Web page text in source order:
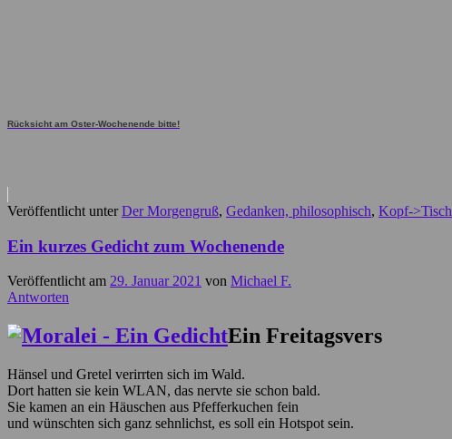
Rücksicht am Oster-Wochenende bitte!
Veröffentlicht unter Der Morgengruß, Gedanken, philosophisch, Kopf->Tisch
Ein kurzes Gedicht zum Wochenende
Veröffentlicht am 29. Januar 2021 von Michael F.
Antworten
Ein Freitagsvers
Hänsel und Gretel verirrten sich im Wald.
Dort hatten sie kein WLAN, das nervte sie schon bald.
Sie kamen an ein Häuschen aus Pfefferkuchen fein
und wünschten sich ganz sehnlichst, es soll ein Hotspot sein.